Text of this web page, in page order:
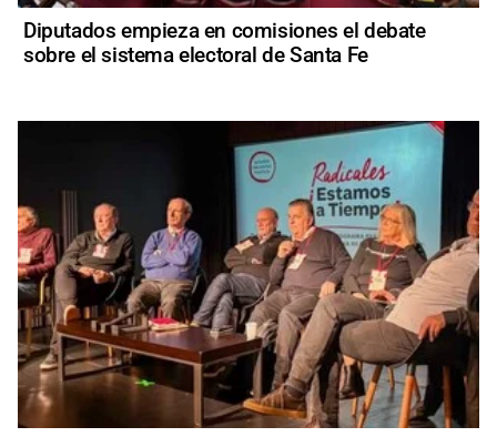
Diputados empieza en comisiones el debate
sobre el sistema electoral de Santa Fe